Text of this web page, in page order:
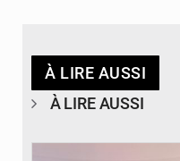
À LIRE AUSSI
À LIRE AUSSI